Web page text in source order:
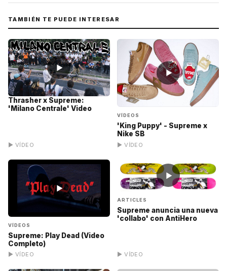
TAMBIÉN TE PUEDE INTERESAR
▶
Thrasher x Supreme:
'Milano Centrale' Video
▶ VÍDEO
▶
VÍDEOS
'King Puppy' - Supreme x
Nike SB
▶ VÍDEO
▶
VÍDEOS
Supreme: Play Dead (Video
Completo)
▶ VÍDEO
▶
ARTICLES
Supreme anuncia una nueva
'collabo' con AntiHero
▶ VÍDEO